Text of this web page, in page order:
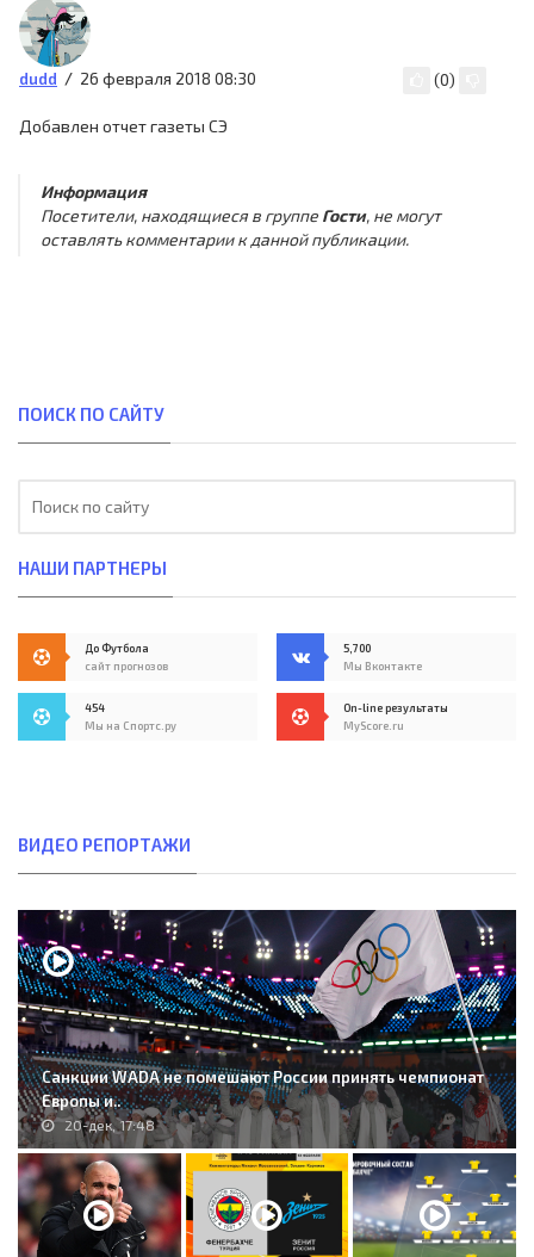
dudd 26 февраля 2018 08:30 (0)
Добавлен отчет газеты СЭ
Информация
Посетители, находящиеся в группе Гости, не могут
оставлять комментарии к данной публикации.
ПОИСК ПО САЙТУ
НАШИ ПАРТНЕРЫ
До Футбола
сайт прогнозов
5,700
Мы Вконтакте
454
Мы на Спортс.ру
On-line результаты
MyScore.ru
ВИДЕО РЕПОРТАЖИ
Санкции WADA не помешают России принять чемпионат
Европы и..
20-дек, 17:48